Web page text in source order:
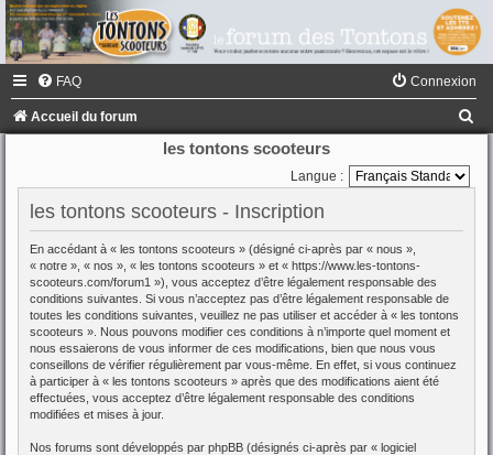
FAQ Connexion
Accueil du forum
les tontons scooteurs
Langue :
les tontons scooteurs - Inscription
En accédant à « les tontons scooteurs » (désigné ci-après par « nous »,
« notre », « nos », « les tontons scooteurs » et « https://www.les-tontons-
scooteurs.com/forum1 »), vous acceptez d’être légalement responsable des
conditions suivantes. Si vous n’acceptez pas d’être légalement responsable de
toutes les conditions suivantes, veuillez ne pas utiliser et accéder à « les tontons
scooteurs ». Nous pouvons modifier ces conditions à n’importe quel moment et
nous essaierons de vous informer de ces modifications, bien que nous vous
conseillons de vérifier régulièrement par vous-même. En effet, si vous continuez
à participer à « les tontons scooteurs » après que des modifications aient été
effectuées, vous acceptez d’être légalement responsable des conditions
modifiées et mises à jour.
Nos forums sont développés par phpBB (désignés ci-après par « logiciel